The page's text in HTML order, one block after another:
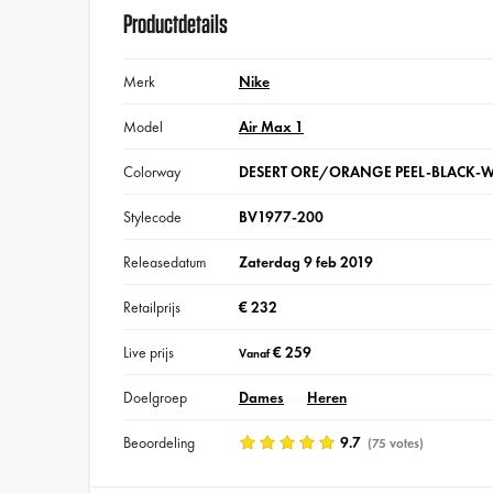
Productdetails
Merk Nike
Model Air Max 1
Colorway DESERT ORE/ORANGE PEEL-BLACK-
Stylecode BV1977-200
Releasedatum Zaterdag 9 feb 2019
Retailprijs € 232
Live prijs Vanaf€ 259
Doelgroep Dames Heren
Beoordeling 9.7 (75 votes)